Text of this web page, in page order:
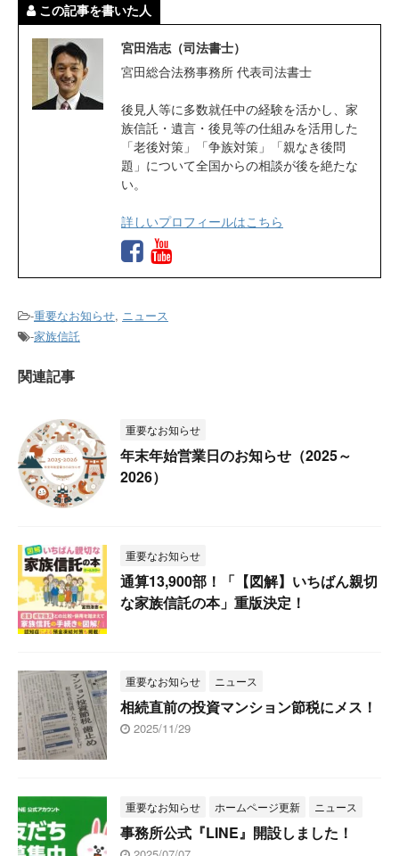
この記事を書いた人
宮田浩志（司法書士）
宮田総合法務事務所 代表司法書士
後見人等に多数就任中の経験を活かし、家
族信託・遺言・後見等の仕組みを活用した
「老後対策」「争族対策」「親なき後問
題」について全国からの相談が後を絶たな
い。
詳しいプロフィールはこちら
-重要なお知らせ, ニュース
-家族信託
関連記事
重要なお知らせ
年末年始営業日のお知らせ（2025～
2026）
重要なお知らせ
通算13,900部！「【図解】いちばん親切
な家族信託の本」重版決定！
重要なお知らせ ニュース
相続直前の投資マンション節税にメス！
2025/11/29
重要なお知らせ ホームページ更新 ニュース
事務所公式『LINE』開設しました！